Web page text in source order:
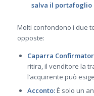
salva il portafoglio
Molti confondono i due
opposte:
Caparra
ritira, il venditore la
l’acquirente può
Acconto:È solo un